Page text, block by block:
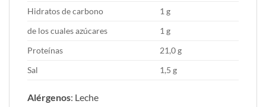
Hidratos de carbono
1 g
de los cuales azúcares
1 g
Proteínas
21,0 g
Sal
1,5 g
Alérgenos: Leche